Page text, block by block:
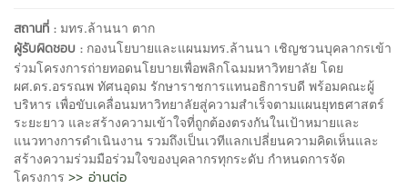
สถานที่ : มทร.ล้านนา ตาก
ผู้รับผิดชอบ : กองนโยบายและแผนมทร.ล้านนา เชิญชวนบุคลากรเข้า
ร่วมโครงการถ่ายทอดนโยบายเพื่อพลิกโฉมมหาวิทยาลัย โดย
ผศ.ดร.อรรณพ ทัศนอุดม รักษาราชการแทนอธิการบดี พร้อมคณะผู้
บริหาร เพื่อขับเคลื่อนมหาวิทยาลัยสู่ความสำเร็จตามแผนยุทธศาสตร์
ระยะยาว และสร้างความเข้าใจที่ถูกต้องตรงกันในเป้าหมายและ
แนวทางการดำเนินงาน รวมถึงเป็นเวทีแลกเปลี่ยนความคิดเห็นและ
สร้างความร่วมมือร่วมใจของบุคลากรทุกระดับ กำหนดการจัด
โครงการ >> อ่านต่อ